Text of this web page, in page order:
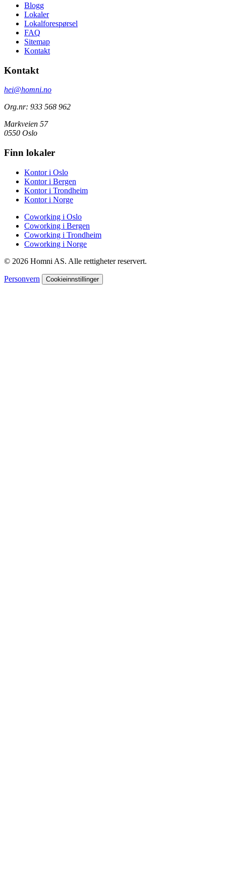
Blogg
Lokaler
Lokalforespørsel
FAQ
Sitemap
Kontakt
Kontakt
hei@homni.no
Org.nr: 933 568 962
Markveien 57
0550 Oslo
Finn lokaler
Kontor i Oslo
Kontor i Bergen
Kontor i Trondheim
Kontor i Norge
Coworking i Oslo
Coworking i Bergen
Coworking i Trondheim
Coworking i Norge
© 2026 Homni AS. Alle rettigheter reservert.
Personvern Cookieinnstillinger